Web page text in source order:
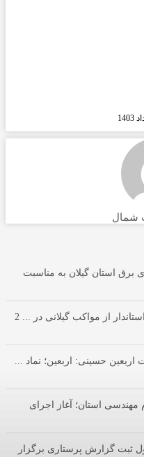
شمال
برق استان گیلان به مناسبت
از مواکب گیلانی در ...
اربعین حسینی: اربعین؛ نماد ...
مهندسی استان؛ آغاز اجرای
ثبت گزارش پرستاری برگزار